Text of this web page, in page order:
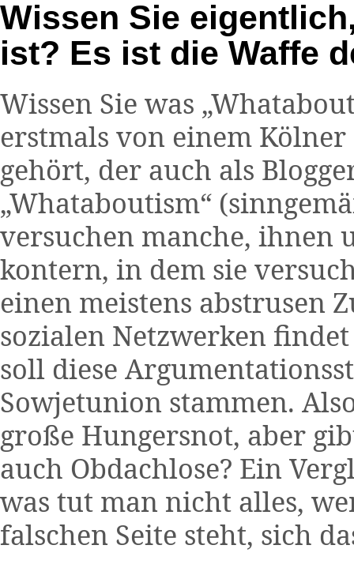
Wissen Sie
ist? Es ist die Waffe
Wissen Sie was
erstmals von einem
gehört, der auch als
„Whataboutism“
versuchen manche, ihnen
kontern, in dem sie
einen meistens abstrusen
sozialen Netzwerken
soll diese
Sowjetunion stammen.
große Hungersnot, aber
auch Obdachlose? Ein
was tut man nicht alles,
falschen Seite steht, sich